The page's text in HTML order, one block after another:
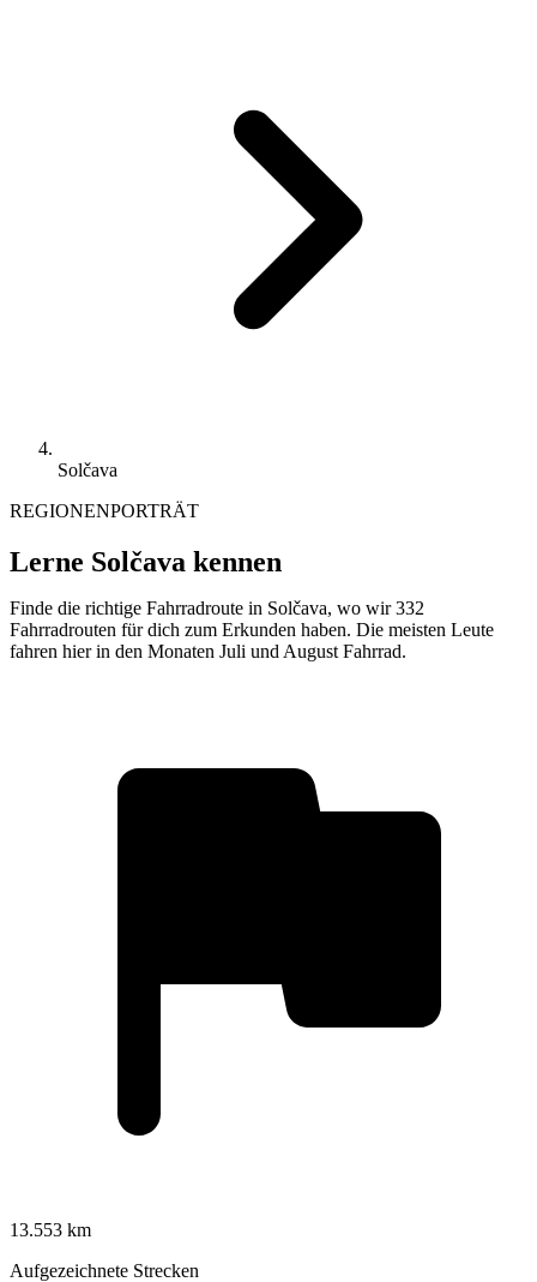
Solčava
REGIONENPORTRÄT
Lerne Solčava kennen
Finde die richtige Fahrradroute in Solčava, wo wir 332
Fahrradrouten für dich zum Erkunden haben. Die meisten Leute
fahren hier in den Monaten Juli und August Fahrrad.
13.553 km
Aufgezeichnete Strecken